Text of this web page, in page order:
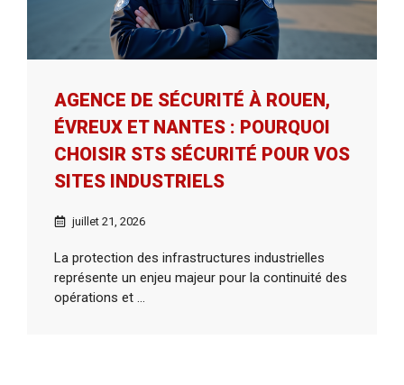
AGENCE DE SÉCURITÉ À ROUEN,
ÉVREUX ET NANTES : POURQUOI
CHOISIR STS SÉCURITÉ POUR VOS
SITES INDUSTRIELS
juillet 21, 2026
La protection des infrastructures industrielles
représente un enjeu majeur pour la continuité des
opérations et ...